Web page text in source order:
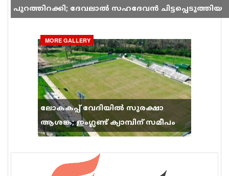
പുറത്തിറക്കി; ദേവലാൽ സഹദേവൻ ചിട്ടപ്പെടുത്തിയ
MORE GALLERY
ലോകകപ്പ് വേദിയിൽ സുരക്ഷാ
ആശങ്ക; ഇംഗ്ലണ്ട് ക്യാമ്പിന് സമീപം
വെടിവെപ്പ്, 9 പേർക്ക് പരിക്ക്